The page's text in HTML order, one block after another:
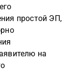
простой ЭП,
на